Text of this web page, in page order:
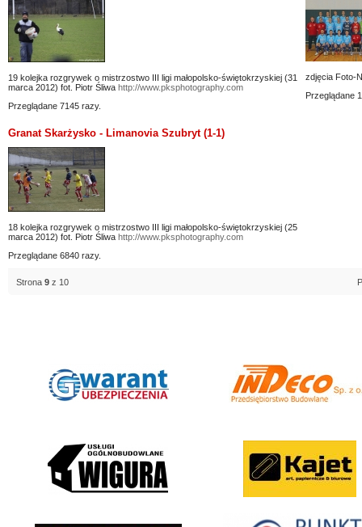
19 kolejka rozgrywek o mistrzostwo III ligi małopolsko-świętokrzyskiej (31
marca 2012) fot. Piotr Śliwa http://www.pksphotography.com
Przeglądane 7145 razy.
zdjęcia Foto-
Przeglądane
Granat Skarżysko - Limanovia Szubryt (1-1)
18 kolejka rozgrywek o mistrzostwo III ligi małopolsko-świętokrzyskiej (25
marca 2012) fot. Piotr Śliwa http://www.pksphotography.com
Przeglądane 6840 razy.
Strona 9 z 10